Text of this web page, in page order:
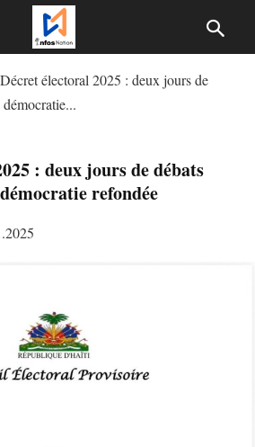
Décret électoral 2025 : deux jours de
: deux jours de débats
refondée